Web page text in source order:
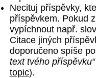
Necituj příspěvky,
příspěvkem. Pokud
vypíchnout např.
Citace jiných
doporučeno spíše
text tvého příspěvku“
topic).